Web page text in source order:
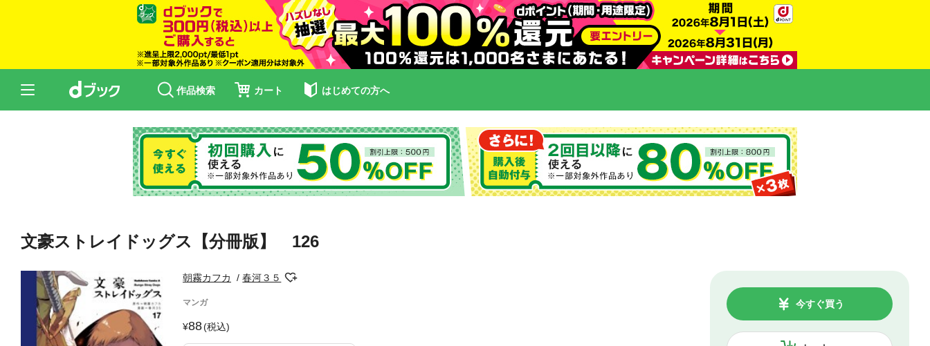
作品検索 カート はじめての方へ
文豪ストレイドッグス【分冊版】 126
朝霧カフカ 春河３５
マンガ
88(税込)
今すぐ買う